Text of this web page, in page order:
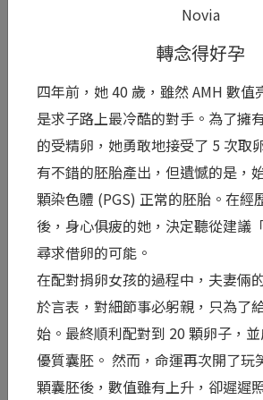
0
Gina
愛的轉變
知道您成功懷上雙胞胎！一路看著
Novia
轉念得好孕
四年前，她 40 歲，雖然 AMH 數值
是求子路上最冷酷的對手。為了擁
的受精卵，她勇敢地接受了 5 次取
有不錯的胚胎產出，但遺憾的是，
顆染色體 (PGS) 正常的胚胎。在經
後，身心俱疲的她，決定聽從建議
尋求借卵的可能。
在配對捐卵女孩的過程中，夫妻倆
於言表，對細節事必躬親，只為了
始。最終順利配對到 20 顆卵子，
優質囊胚。 然而，命運再次開了玩
顆囊胚後，數值雖有上升，卻遲遲